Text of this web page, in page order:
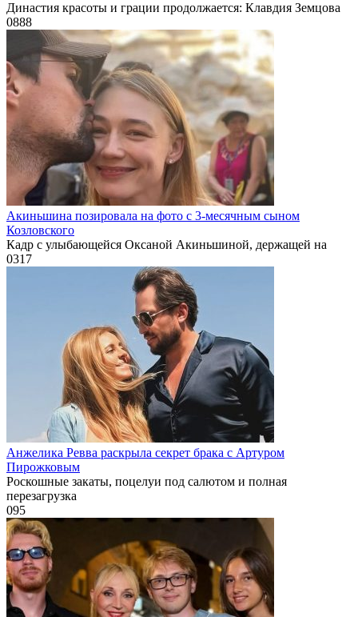
Династия красоты и грации продолжается: Клавдия Земцова
0888
Акиньшина позировала на фото с 3-месячным сыном
Козловского
Кадр с улыбающейся Оксаной Акиньшиной, держащей на
0317
Анжелика Ревва раскрыла секрет брака с Артуром
Пирожковым
Роскошные закаты, поцелуи под салютом и полная
перезагрузка
095